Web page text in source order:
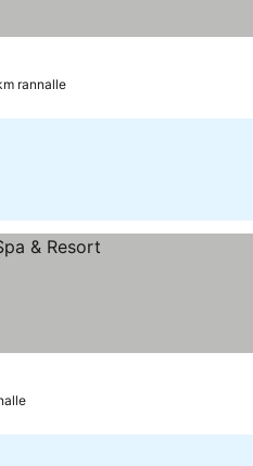
rannalle